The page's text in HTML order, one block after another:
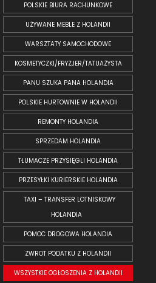
POLSKIE BIURA RACHUNKOWE
UŻYWANE MEBLE Z HOLANDII
WARSZTATY SAMOCHODOWE
KOSMETYCZKI/FRYZJER/TATUAŻYSTA
PANU SZUKA PANA HOLANDIA
POLSKIE HURTOWNIE W HOLANDII
REMONTY HOLANDIA
SPRZEDAM HOLANDIA
TŁUMACZE PRZYSIĘGLI HOLANDIA
PRZESYŁKI KURIERSKIE HOLANDIA
TAXI – TRANSFER LOTNISKOWY
HOLANDIA
POMOC DROGOWA HOLANDIA
ZWROT PODATKU Z HOLANDII
WSZYSTKIE OGŁOSZENIA Z HOLANDII